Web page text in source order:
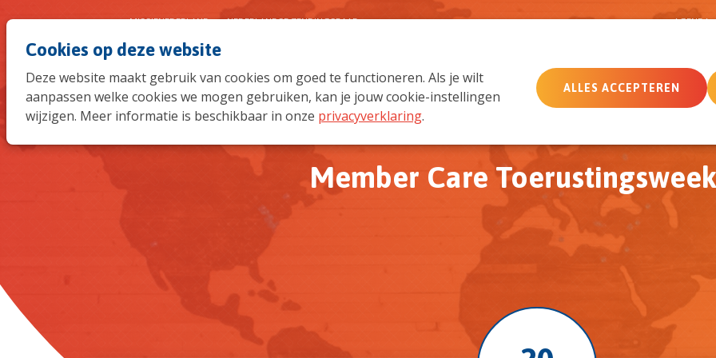
Cookies op deze website
Deze website maakt gebruik van cookies om goed te functioneren. Als je wilt
aanpassen welke cookies we mogen gebruiken, kan je jouw cookie-instellingen
wijzigen. Meer informatie is beschikbaar in onze privacyverklaring.
ALLES ACCEPTEREN
MemberCare Netwerk
MISSIENEDERLAND NEDERLANDSE ZENDINGSRAAD AGENDA
Member Care